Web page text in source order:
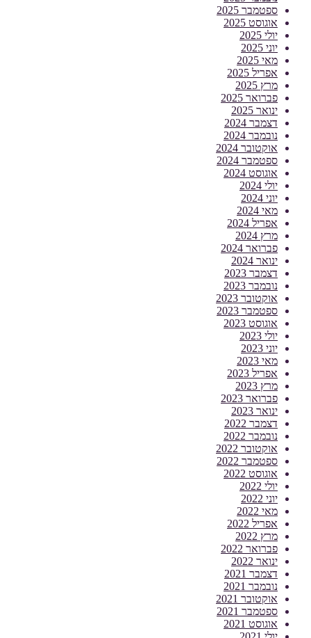
ספטמבר 2025
אוגוסט 2025
יולי 2025
יוני 2025
מאי 2025
אפריל 2025
מרץ 2025
פברואר 2025
ינואר 2025
דצמבר 2024
נובמבר 2024
אוקטובר 2024
ספטמבר 2024
אוגוסט 2024
יולי 2024
יוני 2024
מאי 2024
אפריל 2024
מרץ 2024
פברואר 2024
ינואר 2024
דצמבר 2023
נובמבר 2023
אוקטובר 2023
ספטמבר 2023
אוגוסט 2023
יולי 2023
יוני 2023
מאי 2023
אפריל 2023
מרץ 2023
פברואר 2023
ינואר 2023
דצמבר 2022
נובמבר 2022
אוקטובר 2022
ספטמבר 2022
אוגוסט 2022
יולי 2022
יוני 2022
מאי 2022
אפריל 2022
מרץ 2022
פברואר 2022
ינואר 2022
דצמבר 2021
נובמבר 2021
אוקטובר 2021
ספטמבר 2021
אוגוסט 2021